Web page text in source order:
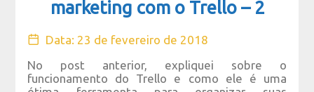
marketing com o Trello – 2
Data: 23 de fevereiro de 2018
No post anterior, expliquei sobre o
funcionamento do Trello e como ele é uma